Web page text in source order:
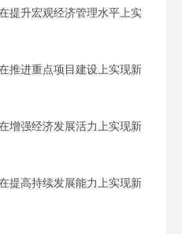
提升宏观经济管理水平上实
推进重点项目建设上实现新
增强经济发展活力上实现新
提高持续发展能力上实现新